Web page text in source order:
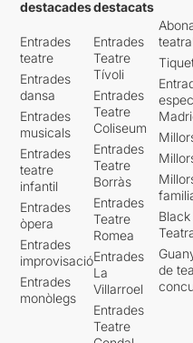
destacades
Entrades
teatre
Entrades
dansa
Entrades
musicals
Entrades
teatre
infantil
Entrades
òpera
Entrades
improvisació
Entrades
monòlegs
destacats
Entrades
Teatre
Tívoli
Entrades
Teatre
Coliseum
Entrades
Teatre
Borràs
Entrades
Teatre
Romea
Entrades
La
Villarroel
Entrades
Teatre
de